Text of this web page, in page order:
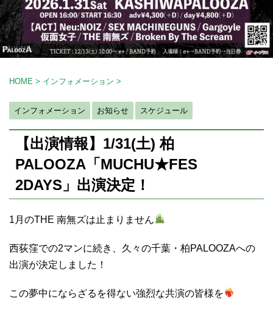
HOME > インフォメーション >
インフォメーション お知らせ スケジュール
【出演情報】1/31(土) 柏
PALOOZA「MUCHU★FES
2DAYS」出演決定！
1月のTHE 南無ズは止まりません
西荻窪での2マンに続き、久々の千葉・柏PALOOZAへの
出演が決定しました！
この夢中にならざるを得ない強烈な共演の皆様を